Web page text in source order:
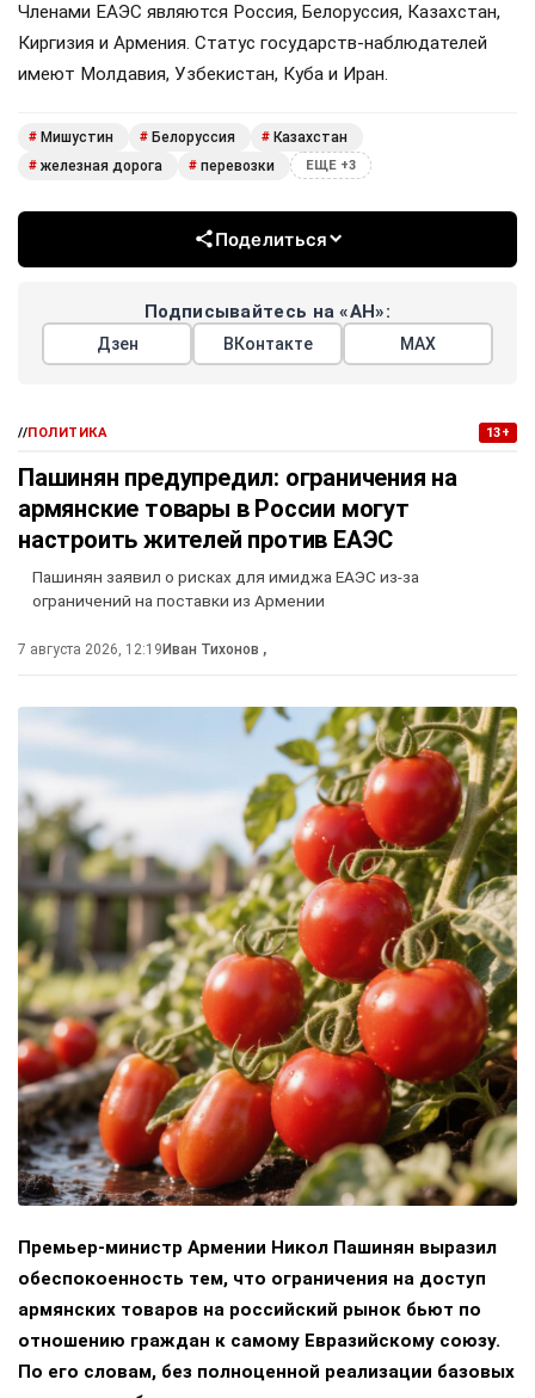
Членами ЕАЭС являются Россия, Белоруссия, Казахстан,
Киргизия и Армения. Статус государств-наблюдателей
имеют Молдавия, Узбекистан, Куба и Иран.
# Мишустин # Белоруссия # Казахстан
# железная дорога # перевозки ЕЩЕ +3
Поделиться
Подписывайтесь на «АН»:
Дзен ВКонтакте МАХ
//ПОЛИТИКА 13+
Пашинян предупредил: ограничения на
армянские товары в России могут
настроить жителей против ЕАЭС
Пашинян заявил о рисках для имиджа ЕАЭС из-за
ограничений на поставки из Армении
7 августа 2026, 12:19Иван Тихонов ,
Премьер-министр Армении Никол Пашинян выразил
обеспокоенность тем, что ограничения на доступ
армянских товаров на российский рынок бьют по
отношению граждан к самому Евразийскому союзу.
По его словам, без полноценной реализации базовых